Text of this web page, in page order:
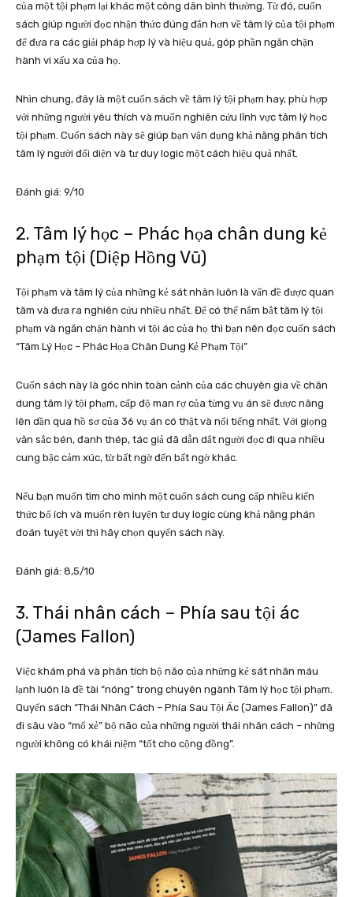
của một tội phạm lại khác một công dân bình thường. Từ đó, cuốn
sách giúp người đọc nhận thức đúng đắn hơn về tâm lý của tội phạm
để đưa ra các giải pháp hợp lý và hiệu quả, góp phần ngăn chặn
hành vi xấu xa của họ.
Nhìn chung, đây là một cuốn sách về tâm lý tội phạm hay, phù hợp
với những người yêu thích và muốn nghiên cứu lĩnh vực tâm lý học
tội phạm. Cuốn sách này sẽ giúp bạn vận dụng khả năng phân tích
tâm lý người đối diện và tư duy logic một cách hiệu quả nhất.
Đánh giá: 9/10
2. Tâm lý học – Phác họa chân dung kẻ
phạm tội (Diệp Hồng Vũ)
Tội phạm và tâm lý của những kẻ sát nhân luôn là vấn đề được quan
tâm và đưa ra nghiên cứu nhiều nhất. Để có thể nắm bắt tâm lý tội
phạm và ngăn chặn hành vi tội ác của họ thì bạn nên đọc cuốn sách
“Tâm Lý Học – Phác Họa Chân Dung Kẻ Phạm Tội”
Cuốn sách này là góc nhìn toàn cảnh của các chuyên gia về chân
dung tâm lý tội phạm, cấp độ man rợ của từng vụ án sẽ được nâng
lên dần qua hồ sơ của 36 vụ án có thật và nổi tiếng nhất. Với giọng
văn sắc bén, đanh thép, tác giả đã dẫn dắt người đọc đi qua nhiều
cung bậc cảm xúc, từ bất ngờ đến bất ngờ khác.
Nếu bạn muốn tìm cho mình một cuốn sách cung cấp nhiều kiến
thức bổ ích và muốn rèn luyện tư duy logic cùng khả năng phán
đoán tuyệt vời thì hãy chọn quyển sách này.
Đánh giá: 8,5/10
3. Thái nhân cách – Phía sau tội ác
(James Fallon)
Việc khám phá và phân tích bộ não của những kẻ sát nhân máu
lạnh luôn là đề tài “nóng” trong chuyên ngành Tâm lý học tội phạm.
Quyển sách “Thái Nhân Cách – Phía Sau Tội Ác (James Fallon)” đã
đi sâu vào “mổ xẻ” bộ não của những người thái nhân cách – những
người không có khái niệm “tốt cho cộng đồng”.